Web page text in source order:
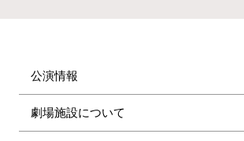
公演情報
劇場施設について